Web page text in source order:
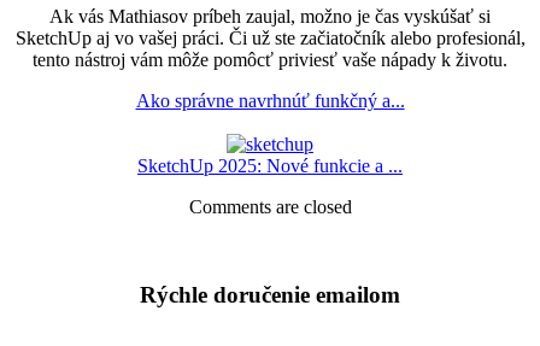
Ak vás Mathiasov príbeh zaujal, možno je čas vyskúšať si
SketchUp aj vo vašej práci. Či už ste začiatočník alebo profesionál,
tento nástroj vám môže pomôcť priviesť vaše nápady k životu.
Ako správne navrhnúť funkčný a...
SketchUp 2025: Nové funkcie a ...
Comments are closed
Rýchle doručenie emailom